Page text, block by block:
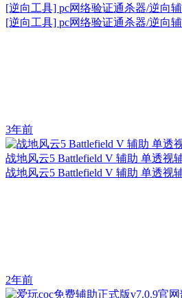
[逆向工具] pc网络验证通杀器/逆向
[逆向工具] pc网络验证通杀器/逆向
3年前
战地风云5 Battlefield V 辅助 单透视
战地风云5 Battlefield V 辅助 单透视
2年前